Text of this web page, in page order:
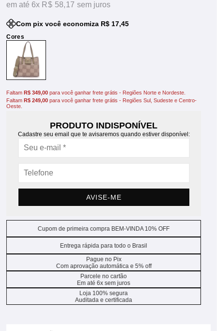
6x R$ 58,17sem juros
Com pix você economiza R$ 17,45
FaltamR$ 349,00 para você ganhar frete grátis - Regiões Norte e Nordeste.
FaltamR$ 249,00 para você ganhar frete grátis - Regiões Sul, Sudeste e Centro-
Oeste.
PRODUTO INDISPONÍVEL
Cadastre seu email que te avisaremos quando estiver disponível:
AVISE-ME
Cupom de primeira compra BEM-VINDA 10% OFF
Entrega rápida para todo o Brasil
Pague no Pix
Com aprovação automática e 5% off
Parcele no cartão
Em até 6x sem juros
Loja 100% segura
Auditada e certificada